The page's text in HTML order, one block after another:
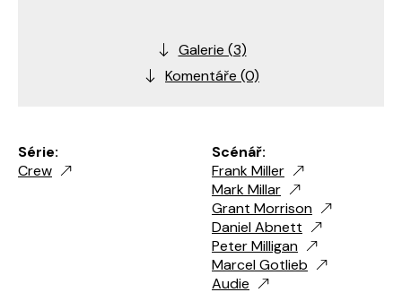
Série:
Crew
Scénář:
Frank Miller
Mark Millar
Grant Morrison
Daniel Abnett
Peter Milligan
Marcel Gotlieb
Audie
Galerie (3)
Komentáře (0)